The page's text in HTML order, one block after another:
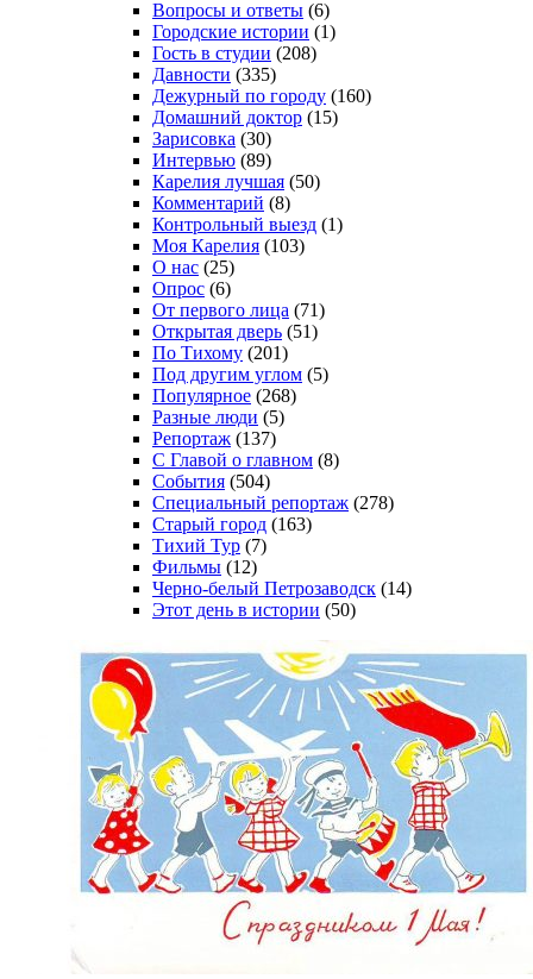
Вопросы и ответы (6)
Городские истории (1)
Гость в студии (208)
Давности (335)
Дежурный по городу (160)
Домашний доктор (15)
Зарисовка (30)
Интервью (89)
Карелия лучшая (50)
Комментарий (8)
Контрольный выезд (1)
Моя Карелия (103)
О нас (25)
Опрос (6)
От первого лица (71)
Открытая дверь (51)
По Тихому (201)
Под другим углом (5)
Популярное (268)
Разные люди (5)
Репортаж (137)
С Главой о главном (8)
События (504)
Специальный репортаж (278)
Старый город (163)
Тихий Тур (7)
Фильмы (12)
Черно-белый Петрозаводск (14)
Этот день в истории (50)